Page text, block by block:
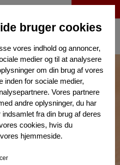
bruger cookies
vores indhold og annoncer,
medier og til at analysere
om din brug af vores
inden for sociale medier,
Vores partnere
andre oplysninger, du har
fra din brug af deres
cookies, hvis du
hjemmeside.